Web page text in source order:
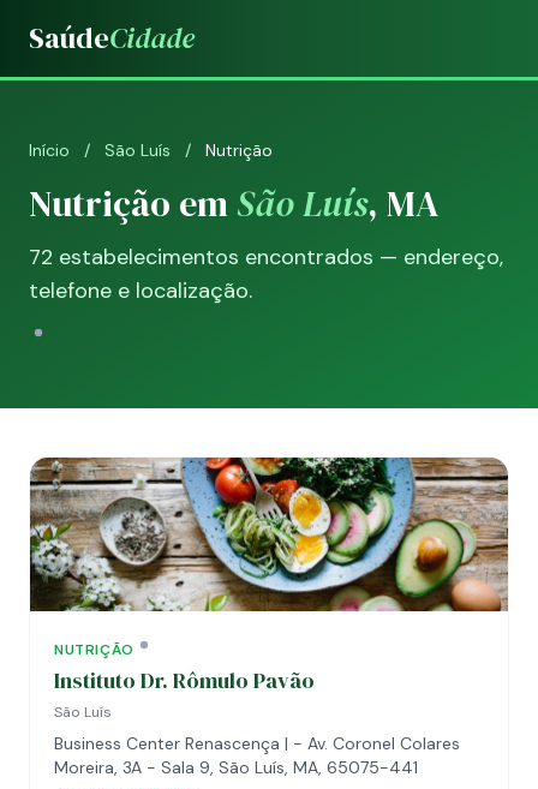
SaúdeCidade
Início / São Luís / Nutrição
Nutrição emSão Luís, MA
72 estabelecimentos encontrados — endereço,
telefone e localização.
NUTRIÇÃO
Instituto Dr. Rômulo Pavão
São Luís
Business Center Renascença | - Av. Coronel Colares
Moreira, 3A - Sala 9, São Luís, MA, 65075-441